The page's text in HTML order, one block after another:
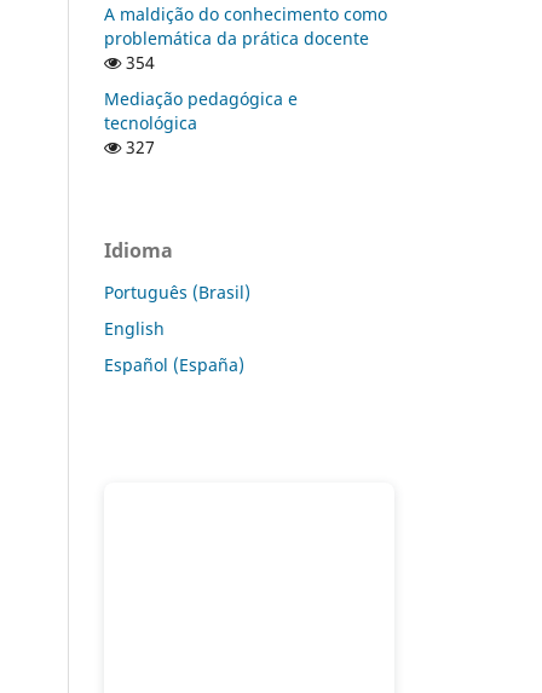
A maldição do conhecimento como
problemática da prática docente
354
Mediação pedagógica e
tecnológica
327
Idioma
Português (Brasil)
English
Español (España)